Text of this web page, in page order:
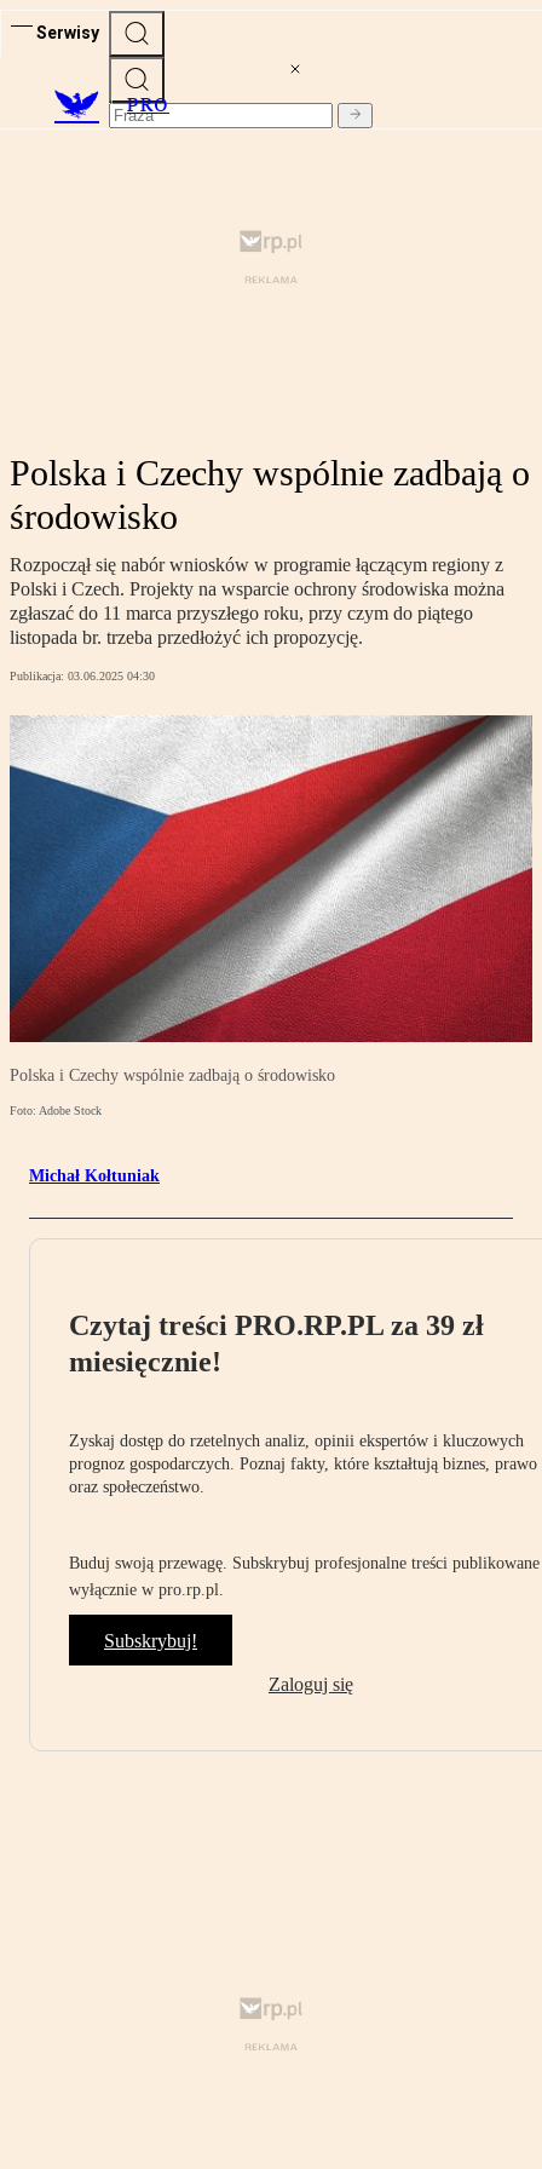
Serwisy
PRO
Polska i Czechy wspólnie zadbają o
środowisko
Rozpoczął się nabór wniosków w programie łączącym regiony z
Polski i Czech. Projekty na wsparcie ochrony środowiska można
zgłaszać do 11 marca przyszłego roku, przy czym do piątego
listopada br. trzeba przedłożyć ich propozycję.
Publikacja: 03.06.2025 04:30
Polska i Czechy wspólnie zadbają o środowisko
Foto: Adobe Stock
Michał Kołtuniak
Czytaj treści PRO.RP.PL za 39 zł
miesięcznie!
Zyskaj dostęp do rzetelnych analiz, opinii ekspertów i kluczowych
prognoz gospodarczych. Poznaj fakty, które kształtują biznes, prawo
oraz społeczeństwo.
Buduj swoją przewagę. Subskrybuj profesjonalne treści publikowane
wyłącznie w pro.rp.pl.
Subskrybuj!
Zaloguj się